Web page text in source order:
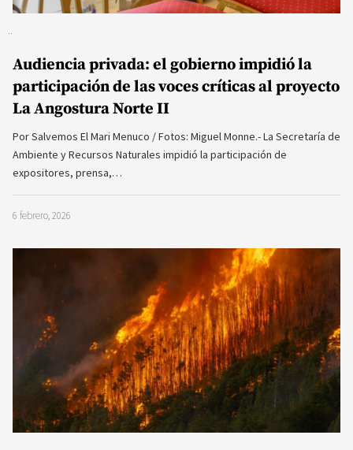
Audiencia privada: el gobierno impidió la
participación de las voces críticas al proyecto
La Angostura Norte II
Por Salvemos El Mari Menuco / Fotos: Miguel Monne.- La Secretaría de
Ambiente y Recursos Naturales impidió la participación de
expositores, prensa,…
6 febrero, 2026